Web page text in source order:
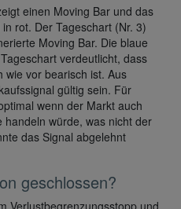
einen Moving Bar und das
rot. Der Tageschart (Nr. 3)
Moving Bar. Die blaue
verdeutlicht, dass
wie vor bearisch ist. Aus
gültig sein. Für
wenn der Markt auch
würde, was nicht der
das Signal abgelehnt
geschlossen?